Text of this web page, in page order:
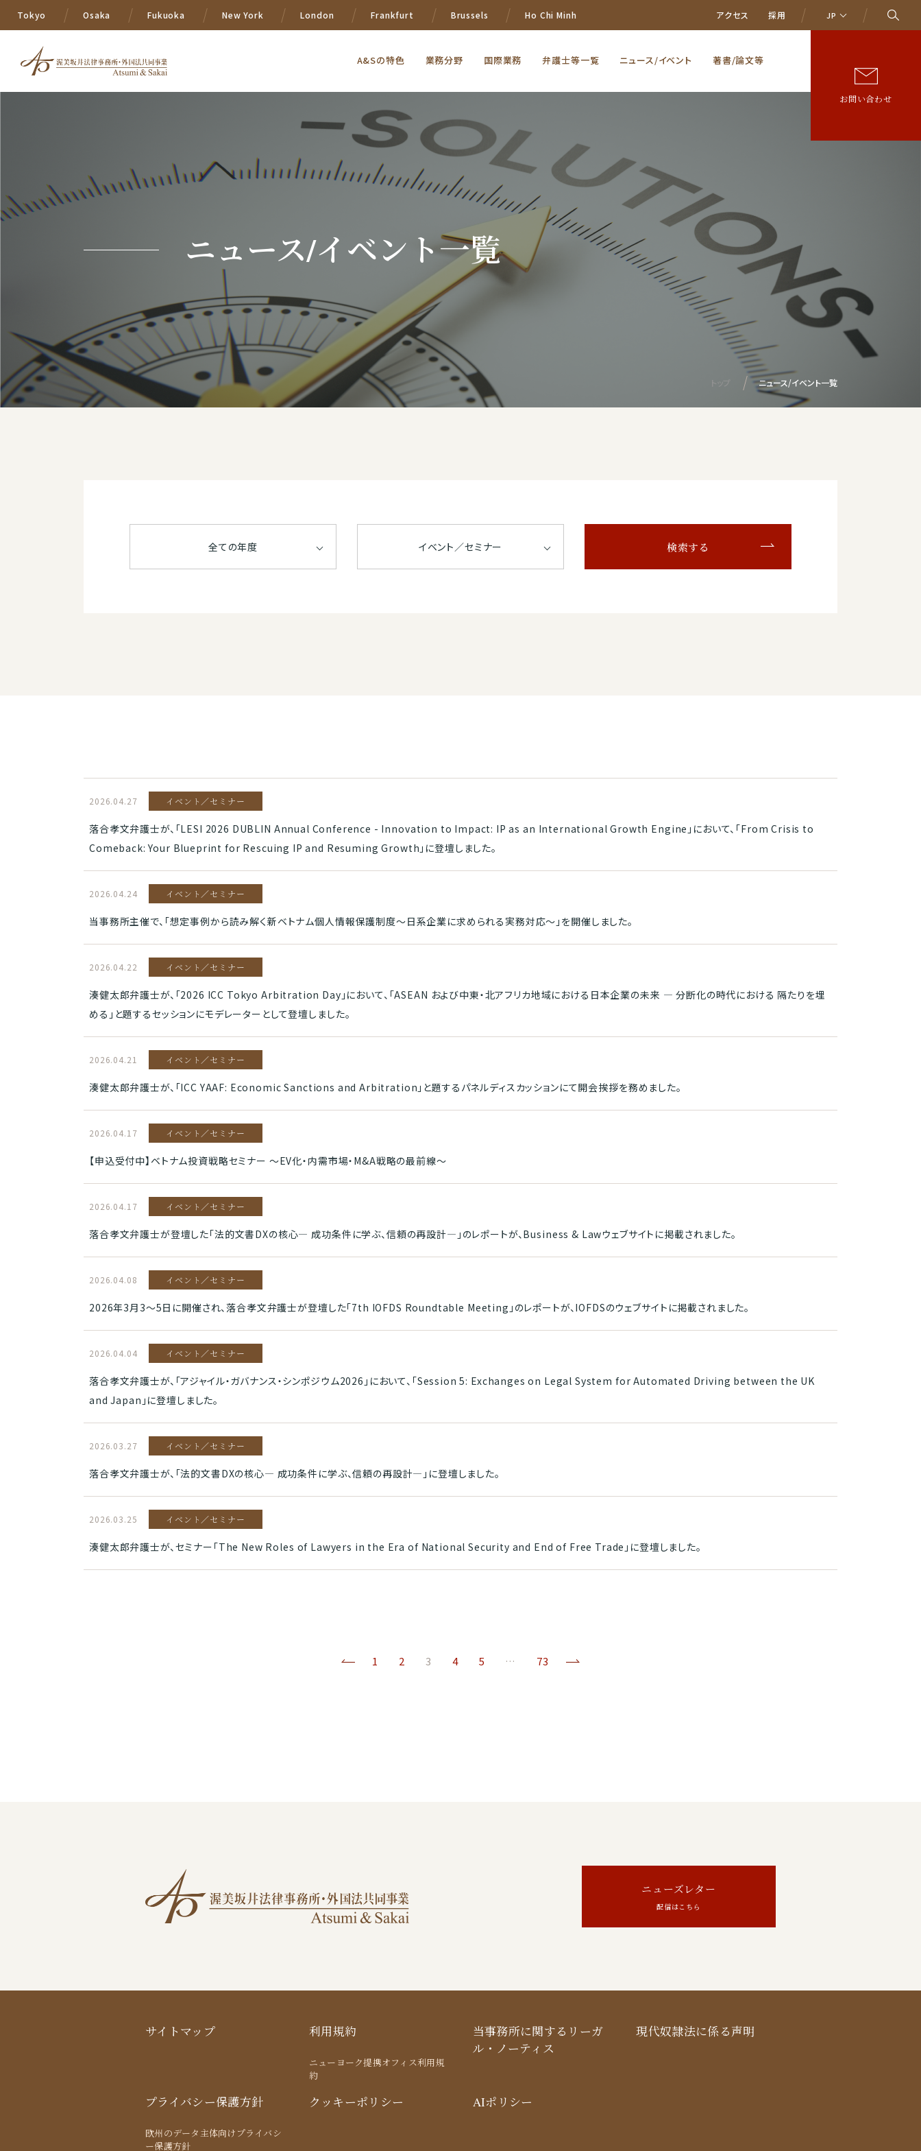
Tokyo Osaka Fukuoka New York London Frankfurt Brussels Ho Chi Minh アクセス 採用 JP
A&Sの特色 業務分野 国際業務 弁護士等一覧 ニュース/イベント 著書/論文等
お問い合わせ
ニュース/イベント一覧
トップ ニュース/イベント一覧
全ての年度 イベント／セミナー 検索する
2026.04.27 イベント／セミナー
落合孝文弁護士が、「LESI 2026 DUBLIN Annual Conference - Innovation to Impact: IP as an International Growth Engine」において、「From Crisis to
Comeback: Your Blueprint for Rescuing IP and Resuming Growth」に登壇しました。
2026.04.24 イベント／セミナー
当事務所主催で、「想定事例から読み解く新ベトナム個人情報保護制度〜日系企業に求められる実務対応〜」を開催しました。
2026.04.22 イベント／セミナー
湊健太郎弁護士が、「2026 ICC Tokyo Arbitration Day」において、「ASEAN および中東・北アフリカ地域における日本企業の未来 ― 分断化の時代における 隔たりを埋
める」と題するセッションにモデレーターとして登壇しました。
2026.04.21 イベント／セミナー
湊健太郎弁護士が、「ICC YAAF: Economic Sanctions and Arbitration」と題するパネルディスカッションにて開会挨拶を務めました。
2026.04.17 イベント／セミナー
【申込受付中】ベトナム投資戦略セミナー ～EV化・内需市場・M&A戦略の最前線～
2026.04.17 イベント／セミナー
落合孝文弁護士が登壇した「法的文書DXの核心― 成功条件に学ぶ、信頼の再設計―」のレポートが、Business & Lawウェブサイトに掲載されました。
2026.04.08 イベント／セミナー
2026年3月3～5日に開催され、落合孝文弁護士が登壇した「7th IOFDS Roundtable Meeting」のレポートが、IOFDSのウェブサイトに掲載されました。
2026.04.04 イベント／セミナー
落合孝文弁護士が、「アジャイル・ガバナンス・シンポジウム2026」において、「Session 5: Exchanges on Legal System for Automated Driving between the UK
and Japan」に登壇しました。
2026.03.27 イベント／セミナー
落合孝文弁護士が、「法的文書DXの核心― 成功条件に学ぶ、信頼の再設計―」に登壇しました。
2026.03.25 イベント／セミナー
湊健太郎弁護士が、セミナー「The New Roles of Lawyers in the Era of National Security and End of Free Trade」に登壇しました。
前へ1 2 3 (current)
4 5 … 73 次へ
ニューズレター
配信はこちら
サイトマップ 利用規約
ニューヨーク提携オフィス利用規
約
当事務所に関するリーガ
ル・ノーティス
現代奴隷法に係る声明
プライバシー保護方針
欧州のデータ主体向けプライバシ
ー保護方針
クッキーポリシー AIポリシー